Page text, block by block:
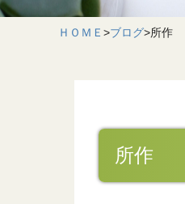
ＨＯＭＥ >ブログ>所作
所作